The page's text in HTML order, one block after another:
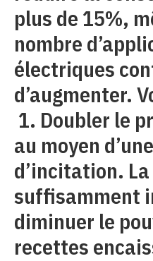
plus de 15%,
nombre
électriques
d’augmenter.
1. Doubler le
au moyen
d’incitation.
suffisamment
diminuer le
recettes